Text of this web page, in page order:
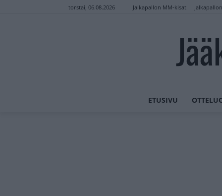
torstai, 06.08.2026 Jalkapallon MM-kisat
ETUSIVU